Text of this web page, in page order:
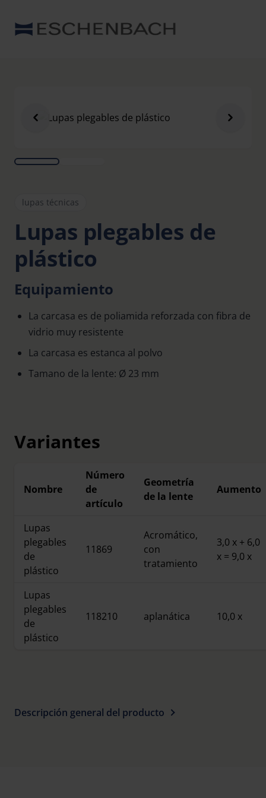
lupas técnicas
Lupas plegables de
plástico
Equipamiento
La carcasa es de poliamida reforzada con fibra de
vidrio muy resistente
La carcasa es estanca al polvo
Tamano de la lente: Ø 23 mm
Variantes
Nombre
Número
de
artículo
Geometría
de la lente
Aumento
Lupas
plegables
de
plástico
11869
Acromático,
con
tratamiento
3,0 x + 6,0
x = 9,0 x
Lupas
plegables
de
plástico
118210 aplanática 10,0 x
Descripción general del producto